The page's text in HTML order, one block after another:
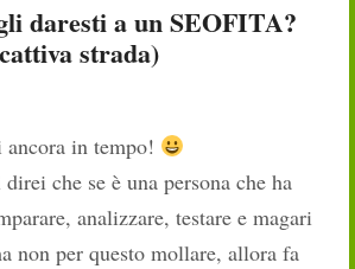
daresti a un SEOFITA?
strada)
ancora in tempo!
che se è una persona che ha
analizzare, testare e magari
non per questo mollare, allora fa